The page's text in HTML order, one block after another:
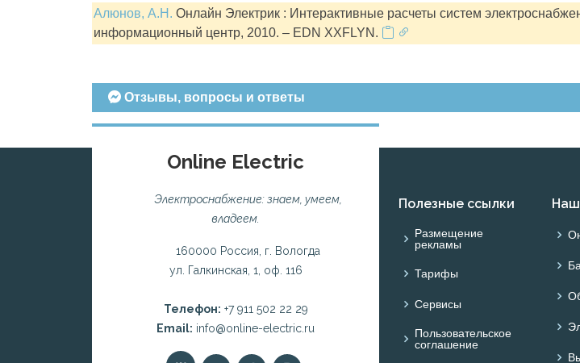
Алюнов, А.Н. Онлайн Электрик : Интерактивные расчеты систем
информационный центр, 2010. – EDN XXFLYN.
Отзывы, вопросы и ответы
Online Electric
Электроснабжение: знаем, умеем,
владеем.
160000 Россия, г. Вологда
ул. Галкинская, 1, оф. 116
Телефон: +7 911 502 22 29
Email: info@online-electric.ru
Полезные ссылки
Размещение
рекламы
Тарифы
Сервисы
Пользовательское
соглашение